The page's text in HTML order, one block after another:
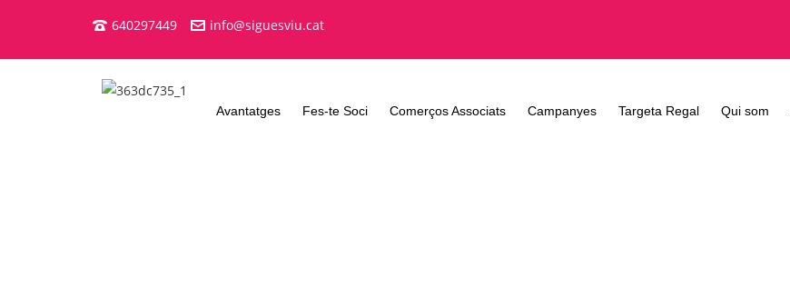
640297449 info@siguesviu.cat
Avantatges Fes-te Soci Comerços Associats Campanyes Targeta Regal Qui som